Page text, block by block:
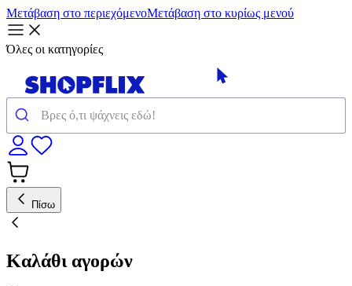
Μετάβαση στο περιεχόμενοΜετάβαση στο κυρίως μενού
Όλες οι κατηγορίες
Πίσω
Καλάθι αγορών